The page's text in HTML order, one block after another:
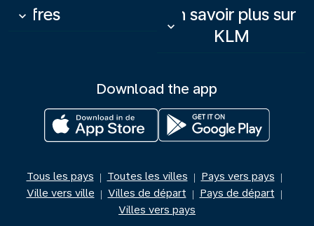
Offres
keyboard_arrow_down
En savoir plus sur
KLM
keyboard_arrow_down
Download the app
Tous les pays | Toutes les villes | Pays vers pays |
Ville vers ville | Villes de départ | Pays de départ |
Villes vers pays